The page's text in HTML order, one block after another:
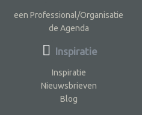
een Professional/Organisatie
de Agenda
Inspiratie
Inspiratie
Nieuwsbrieven
Blog